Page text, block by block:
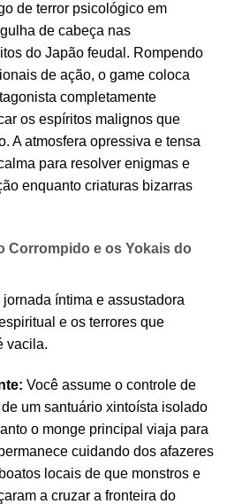
de terror psicológico em
de cabeça nas
do Japão feudal. Rompendo
de ação, o game coloca
completamente
os espíritos malignos que
A atmosfera opressiva e tensa
para resolver enigmas e
enquanto criaturas bizarras
Corrompido e os Yokais do
jornada íntima e assustadora
e os terrores que
vacila.
Você assume o controle de
um santuário xintoísta isolado
o monge principal viaja para
cuidando dos afazeres
locais de que monstros e
a cruzar a fronteira do